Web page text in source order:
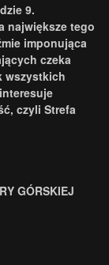
9.
największe tego
imponująca
czeka
wszystkich
czyli Strefa
GÓRSKIEJ